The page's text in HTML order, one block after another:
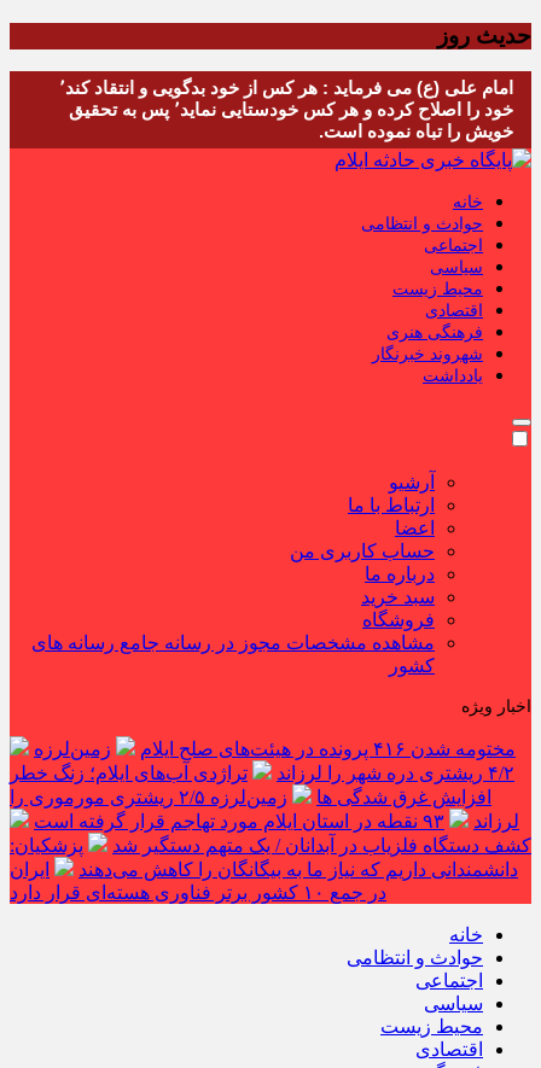
حدیث روز
امام علی (ع) می فرماید : هر کس از خود بدگویی و انتقاد کند٬
خود را اصلاح کرده و هر کس خودستایی نماید٬ پس به تحقیق
خویش را تباه نموده است.
خانه
حوادث و انتظامی
اجتماعی
سیاسی
محیط زیست
اقتصادی
فرهنگی هنری
شهروند خبرنگار
یادداشت
آرشیو
ارتباط با ما
اعضا
حساب کاربری من
درباره ما
سبد خرید
فروشگاه
مشاهده مشخصات مجوز در رسانه جامع رسانه های
کشور
اخبار ویژه
مختومه شدن ۴۱۶ پرونده در هیئت‌های صلح ایلام
زمین‌لرزه
۴/۲ ریشتری دره شهر را لرزاند
تراژدی آب‌های ایلام؛ زنگ خطر
افزایش غرق شدگی ها
زمین‌لرزه ۲/۵ ریشتری مورموری را
لرزاند
۹۳ نقطه در استان ایلام مورد تهاجم قرار گرفته است
کشف دستگاه فلزیاب در آبدانان / یک متهم دستگیر شد
پزشکیان:
دانشمندانی داریم که نیاز ما به بیگانگان را کاهش می‌دهند
ایران
در جمع ۱۰ کشور برتر فناوری هسته‌ای قرار دارد
خانه
حوادث و انتظامی
اجتماعی
سیاسی
محیط زیست
اقتصادی